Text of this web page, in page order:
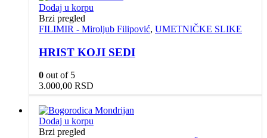
Dodaj u korpu
Brzi pregled
FILIMIR - Miroljub Filipović, UMETNIČKE SLIKE
HRIST KOJI SEDI
0 out of 5
3.000,00 RSD
Dodaj u korpu
Brzi pregled